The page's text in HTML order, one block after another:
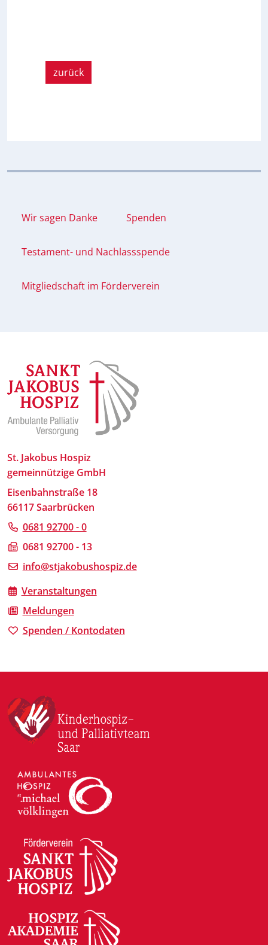
zurück
Wir sagen Danke Spenden
Testament- und Nachlassspende
Mitgliedschaft im Förderverein
St. Jakobus Hospiz
gemeinnützige GmbH
Eisenbahnstraße 18
66117 Saarbrücken
0681 92700 - 0
0681 92700 - 13
info@stjakobushospiz.de
Veranstaltungen
Meldungen
Spenden / Kontodaten